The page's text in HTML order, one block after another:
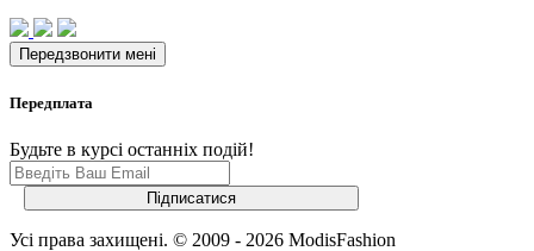
Передплата
Будьте в курсі останніх подій!
Усі права захищені. © 2009 - 2026 ModisFashion